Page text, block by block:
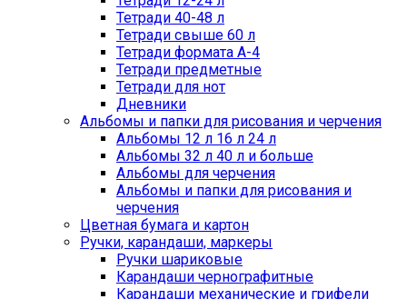
Тетради 40-48 л
Тетради свыше 60 л
Тетради формата А-4
Тетради предметные
Тетради для нот
Дневники
Альбомы и папки для рисования и черчения
Альбомы 12 л 16 л 24 л
Альбомы 32 л 40 л и больше
Альбомы для черчения
Альбомы и папки для рисования и
черчения
Цветная бумага и картон
Ручки, карандаши, маркеры
Ручки шариковые
Карандаши чернографитные
Карандаши механические и грифели